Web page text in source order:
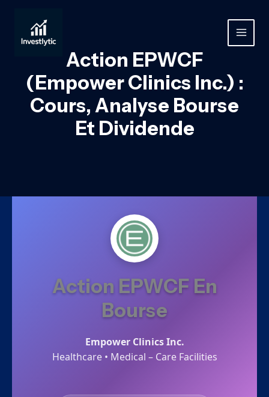
contenu
MAIN
Action EPWCF
(Empower Clinics Inc.) :
Cours, Analyse Bourse
Et Dividende
Action EPWCF En
Bourse
Empower Clinics Inc.
Healthcare • Medical – Care Facilities